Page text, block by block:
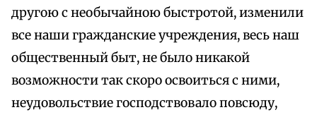
другою с необычайною быстротой, изменили
все наши гражданские учреждения, весь наш
общественный быт, не было никакой
возможности так скоро освоиться с ними,
неудовольствие господствовало повсюду,